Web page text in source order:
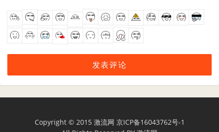
Copyright © 2015 激流网 京ICP备16043762号-1